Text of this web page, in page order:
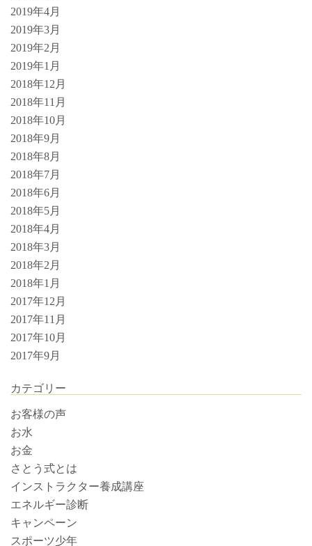
2019年4月
2019年3月
2019年2月
2019年1月
2018年12月
2018年11月
2018年10月
2018年9月
2018年8月
2018年7月
2018年6月
2018年5月
2018年4月
2018年3月
2018年2月
2018年1月
2017年12月
2017年11月
2017年10月
2017年9月
カテゴリー
お客様の声
お水
お金
さとう式とは
インストラクター養成講座
エネルギー診断
キャンペーン
スポーツ少年